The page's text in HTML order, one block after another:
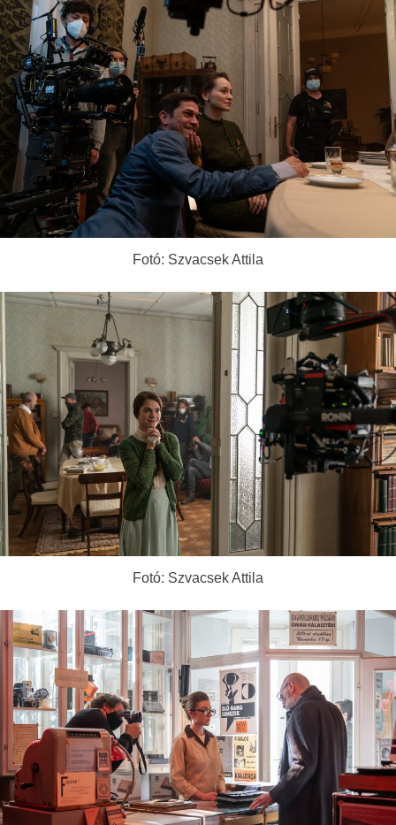
Fotó: Szvacsek Attila
Fotó: Szvacsek Attila